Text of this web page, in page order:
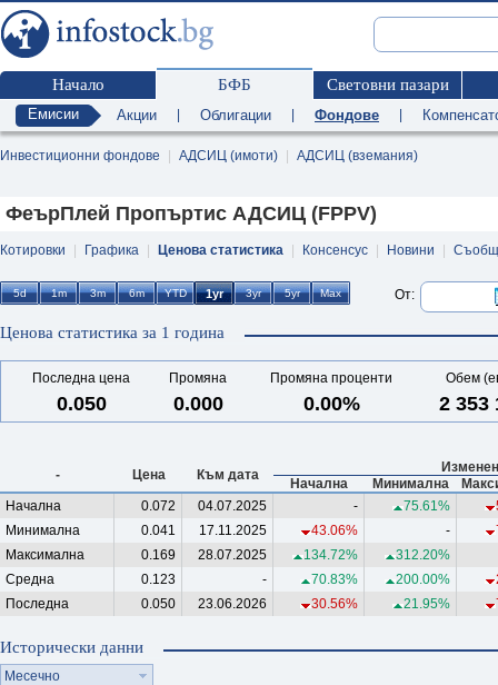
Начало БФБ Световни пазари
Емисии Акции Облигации Фондове
Инвестиционни фондове АДСИЦ (имоти) АДСИЦ (вземания)
ФеърПлей Пропъртис АДСИЦ (FPPV)
Котировки Графика Ценова статистика Консенсус Новини
От:
Ценова статистика за 1 година
Последна цена Промяна Промяна проценти Обем
0.050 0.000 0.00% 2 353
- Цена Към дата
Начална
Минимална
Начална
0.072 04.07.2025 - 75.61%
Минимална
0.041 17.11.2025 43.06% -
Максимална
0.169 28.07.2025 134.72%
312.20%
Средна
0.123 - 70.83% 200.00%
Последна
0.050 23.06.2026 30.56% 21.95%
Исторически данни
Месечно